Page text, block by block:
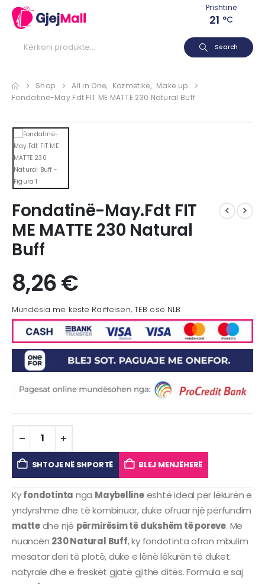
Prishtinë
21 °C
Search
Shop All in One, Kozmetikë, Make up
Fondatinë-May.Fdt FIT ME MATTE 230 Natural Buff
Fondatinë-May.Fdt FIT
ME MATTE 230 Natural
Buff
8,26€
Mundësia me këste Raiffeisen, TEB ose NLB
SHTOJE NË SHPORTË BLEJ MENJËHERË
Kyfondotinta nga Maybellineështë ideal për lëkurën e
yndyrshme dhe të kombinuar, duke ofruar një përfundim
mattedhe një përmirësim të dukshëm të poreve. Me
nuancën 230 Natural Buff, ky fondotinta ofron mbulim
mesatar deri të plotë, duke e lënë lëkurën të duket
natyrale dhe e freskët gjatë gjithë ditës. Formula e saj